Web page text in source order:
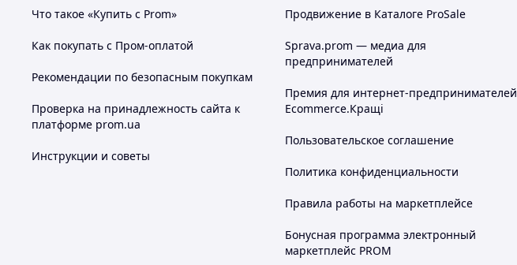
Что такое «Купить с Prom»
Как покупать с Пром-оплатой
Рекомендации по безопасным покупкам
Проверка на принадлежность сайта к
платформе prom.ua
Инструкции и советы
Продвижение в Каталоге ProSale
Sprava.prom — медиа для
предпринимателей
Премия для интернет-предпринимателей
Ecommerce.Кращі
Пользовательское соглашение
Политика конфиденциальности
Правила работы на маркетплейсе
Бонусная программа электронный
маркетплейс PROM